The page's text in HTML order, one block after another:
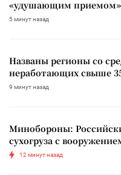
«удушающим приемом»
5 минут назад
Названы регионы со
неработающих свыше
9 минут назад
Минобороны:
сухогруза с
12 минут назад